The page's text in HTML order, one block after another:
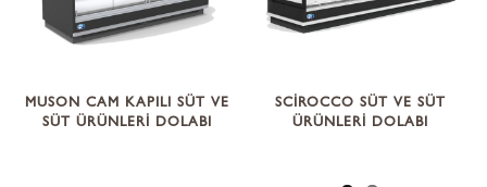
MUSON CAM KAPILI SÜT VE
SÜT ÜRÜNLERİ DOLABI
SCİROCCO SÜT VE SÜT
ÜRÜNLERİ DOLABI